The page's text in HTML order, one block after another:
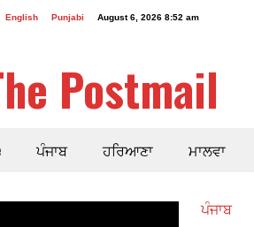
English Punjabi August 6, 2026 8:52 am
ਪੰਜਾਬ ਹਰਿਆਣਾ ਮਾਲਵਾ
ਪੰਜਾਬ